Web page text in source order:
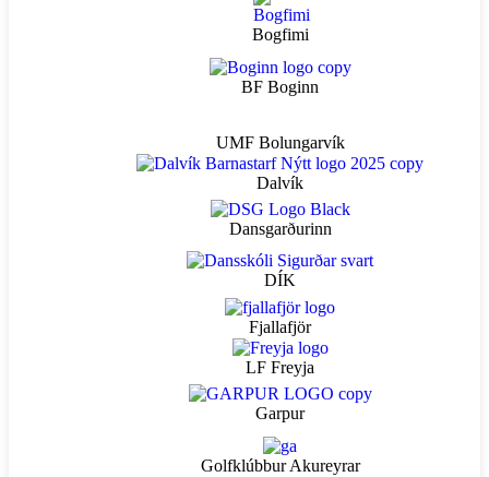
Bogfimi
BF Boginn
UMF Bolungarvík
Dalvík
Dansgarðurinn
DÍK
Fjallafjör
LF Freyja
Garpur
Golfklúbbur Akureyrar